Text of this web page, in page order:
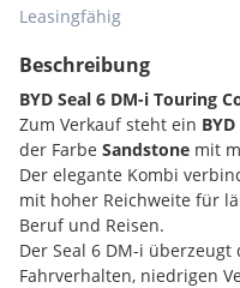
Leasingfähig
Beschreibung
BYD Seal 6 DM-i Touring
Zum Verkauf steht ein
der Farbe Sandstone mit
Der elegante Kombi
mit hoher Reichweite für
Beruf und Reisen.
Der Seal 6 DM-i
Fahrverhalten, niedrigen